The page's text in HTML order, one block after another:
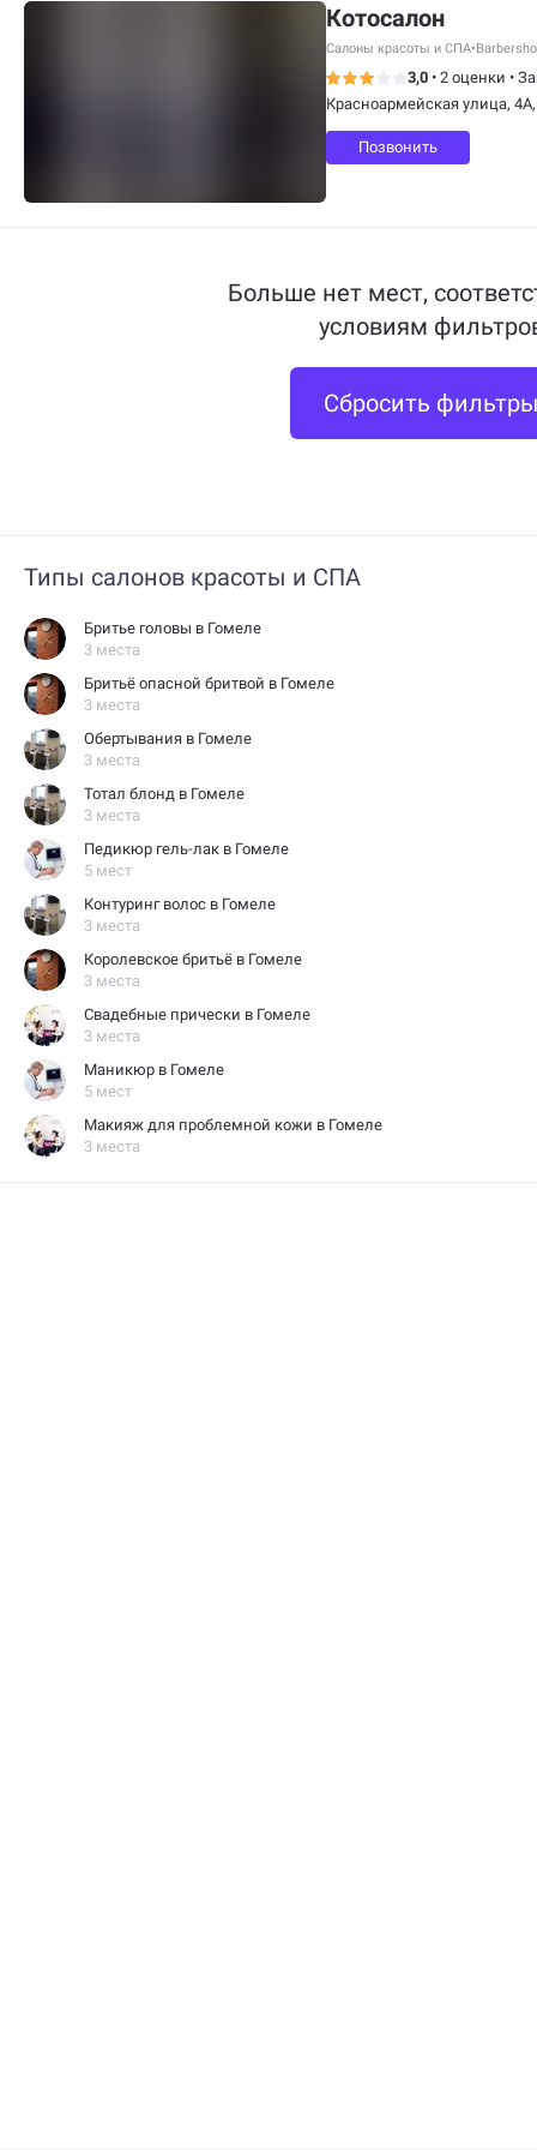
Котосалон
Салоны красоты и СПА•
3,0 • 2 оценки •
Красноармейская улица,
Позвонить
Больше нет мест,
условиям
Сбросить фильтры
Типы салонов красоты и СПА
Бритье головы в Гомеле
3 места
Бритьё опасной бритвой в Гомеле
3 места
Обертывания в Гомеле
3 места
Тотал блонд в Гомеле
3 места
Педикюр гель-лак в Гомеле
5 мест
Контуринг волос в Гомеле
3 места
Королевское бритьё в Гомеле
3 места
Свадебные прически в Гомеле
3 места
Маникюр в Гомеле
5 мест
Макияж для проблемной кожи в Гомеле
3 места